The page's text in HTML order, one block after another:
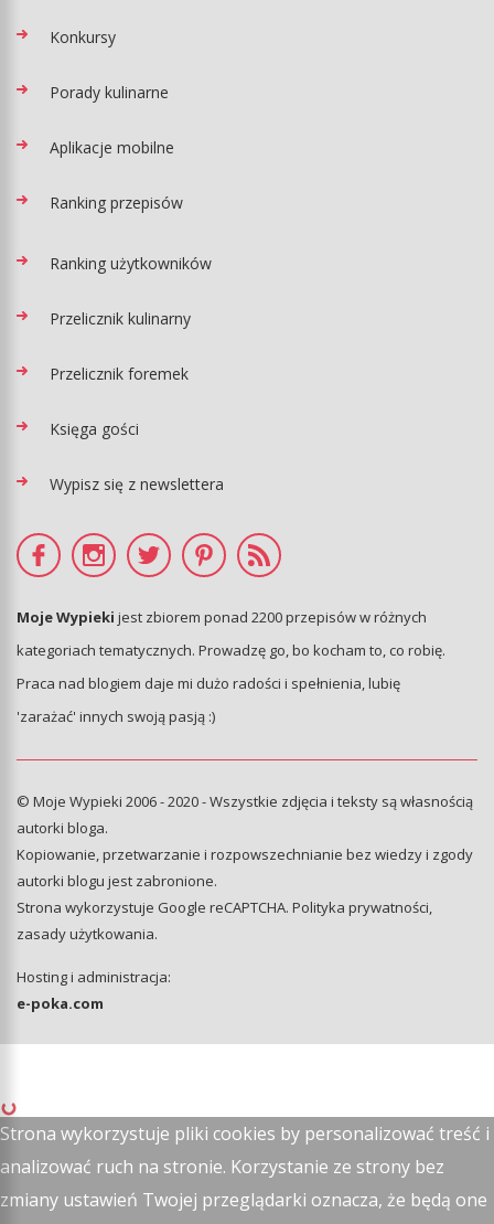
Konkursy
Porady kulinarne
Aplikacje mobilne
Ranking przepisów
Ranking użytkowników
Przelicznik kulinarny
Przelicznik foremek
Księga gości
Wypisz się z newslettera
Moje Wypieki jest zbiorem ponad 2200 przepisów w różnych
kategoriach tematycznych. Prowadzę go, bo kocham to, co robię.
Praca nad blogiem daje mi dużo radości i spełnienia, lubię
'zarażać' innych swoją pasją :)
© Moje Wypieki 2006 - 2020 - Wszystkie zdjęcia i teksty są własnością
autorki bloga.
Kopiowanie, przetwarzanie i rozpowszechnianie bez wiedzy i zgody
autorki blogu jest zabronione.
Strona wykorzystuje Google reCAPTCHA. Polityka prywatności,
zasady użytkowania.
Hosting i administracja:
e-poka.com
Strona wykorzystuje pliki cookies by personalizować treść i
analizować ruch na stronie. Korzystanie ze strony bez
zmiany ustawień Twojej przeglądarki oznacza, że będą one